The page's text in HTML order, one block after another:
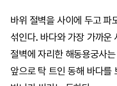
바위 절벽을 사이에 두고 파
섞인다. 바다와 가장 가까운
절벽에 자리한 해동용궁사
앞으로 탁 트인 동해 바다를